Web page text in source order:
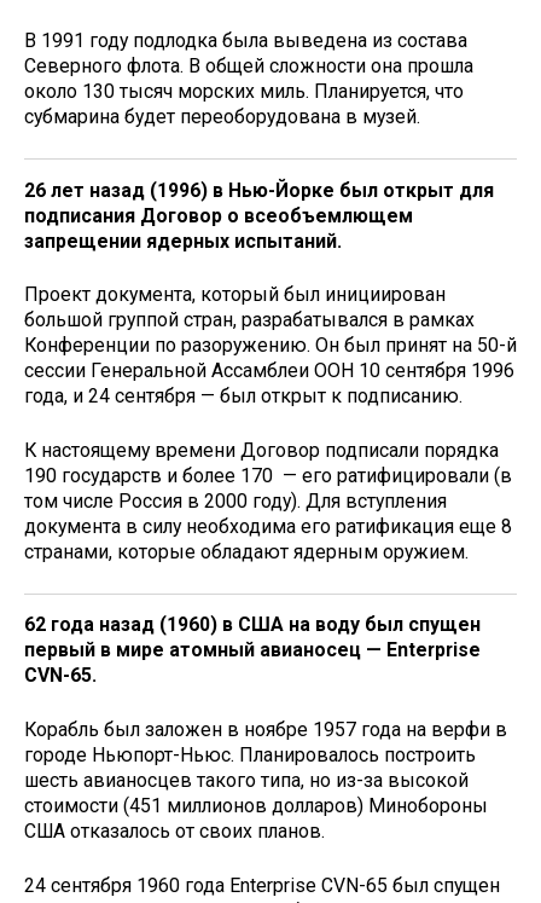
В 1991 году подлодка была выведена из состава
Северного флота. В общей сложности она прошла
около 130 тысяч морских миль. Планируется, что
субмарина будет переоборудована в музей.
26 лет назад (1996) в Нью-Йорке был открыт для
подписания Договор о всеобъемлющем
запрещении ядерных испы­таний.
Проект документа, который был инициирован
большой группой стран, разрабатывался в рамках
Конференции по разоружению. Он был принят на 50-й
сессии Генеральной Ассамблеи ООН 10 сентября 1996
года, и 24 сентября — был открыт к подписанию.
К настоящему времени Договор подписали порядка
190 государств и более 170 — его ратифицировали (в
том числе Россия в 2000 году). Для вступления
документа в силу не­обходима его ратификация еще 8
странами, которые обладают ядерным оружием.
62 года назад (1960) в США на воду был спущен
первый в мире атомный авианосец — Enterprise
CVN-65.
Корабль был заложен в ноябре 1957 года на верфи в
городе Ньюпорт-Ньюс. Планировалось построить
шесть авианосцев такого типа, но из-за высокой
стоимости (451 миллионов долларов) Минобороны
США отказалось от своих планов.
24 сентября 1960 года Enterprise CVN-65 был спущен